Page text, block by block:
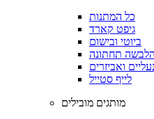
כל המתנות
גיפט קארד
ביוטי ובישום
הלבשה תחתונה
ואביזרים
לייף סטייל
מותגים מובילים